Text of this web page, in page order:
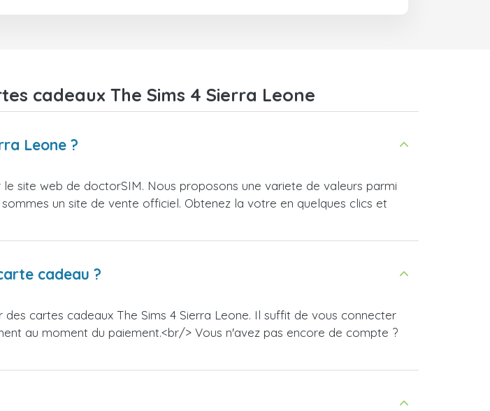
cadeaux The Sims 4 Sierra Leone
Leone ?
site web de doctorSIM. Nous proposons une variete de valeurs parmi
un site de vente officiel. Obtenez la votre en quelques clics et
cadeau ?
cartes cadeaux The Sims 4 Sierra Leone. Il suffit de vous connecter
au moment du paiement.<br/> Vous n'avez pas encore de compte ?